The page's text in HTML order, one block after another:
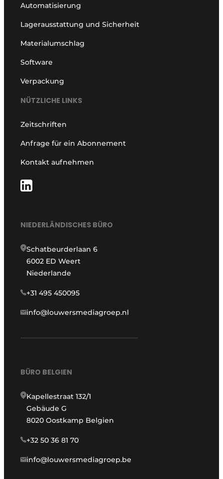
Automatisierung
Lagerausstattung und Sicherheit
Materialumschlag
Software
Verpackung
NÜTZLICHE LINKS
Zeitschriften
Anfrage für ein Abonnement
Kontakt aufnehmen
NIEDERLÄNDISCHES BÜRO
Schatbeurderlaan 6
6002 ED Weert
Niederlande
+31 495 450095
info@louwersmediagroep.nl
BÜRO BELGIEN
Kapellestraat 132/1
Gebäude G
8020 Oostkamp Belgien
+32 50 36 81 70
info@louwersmediagroep.be